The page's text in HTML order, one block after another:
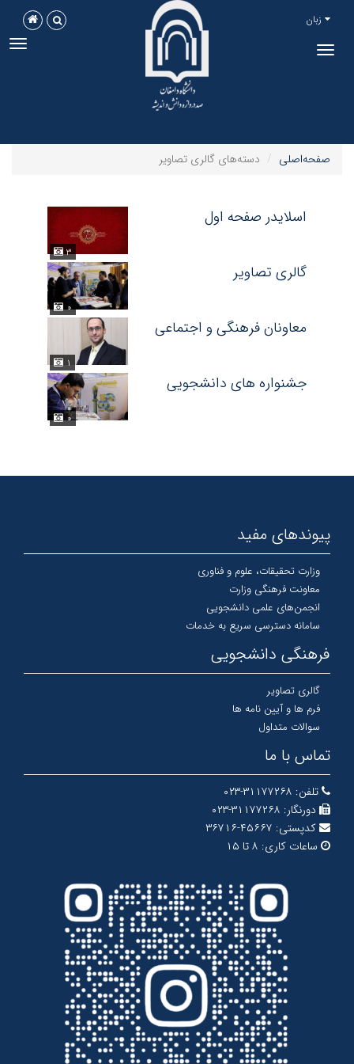
Toggle
زبان
صفحه‌اصلی دسته‌های گالری تصاویر
۳
اسلایدر صفحه اول
۰
گالری تصاویر
۱
معاونان فرهنگی و اجتماعی
۰
جشنواره های دانشجویی
پیوندهای مفید
وزارت تحقیقات، علوم و فناوری
معاونت فرهنگی وزارت
انجمن‌های علمی دانشجویی
سامانه دسترسی سریع به خدمات
فرهنگی دانشجویی
گالری تصاویر
فرم ها و آیین نامه ها
سوالات متداول
تماس با ما
تلفن: ۳۱۱۷۷۲۶۸-۰۲۳
دورنگار: ۳۱۱۷۷۲۶۸-۰۲۳
کدپستی: ۴۵۶۶۷-۳۶۷۱۶
ساعات کاری: ۸ تا ۱۵